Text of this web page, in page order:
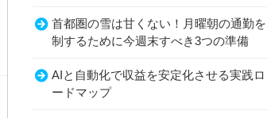
首都圏の雪は甘くない！月曜朝の通勤を
制するために今週末すべき3つの準備
AIと自動化で収益を安定化させる実践ロ
ードマップ